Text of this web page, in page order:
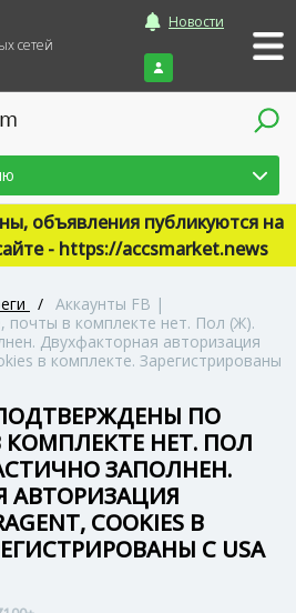
сетей
Новости
Войти
объявления публикуются на
- https://accsmarket.news
/ Аккаунты FB |
почты в комплекте нет. Пол (Ж).
Двухфакторная авторизация
в комплекте. Зарегистрированы
ПО
НЕТ. ПОЛ
ЗАПОЛНЕН.
АВТОРИЗАЦИЯ
COOKIES В
С USA